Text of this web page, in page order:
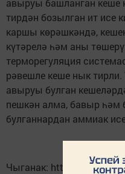
авыруы башланган кеше
тирдән бозылган ит
каршы көрәшкәндә,
күтәрелә һәм аны
терморегуляция
рәвешле кеше нык тирли.
авыруы булган
пешкән алма, бавыр һәм
булганнардан аммиак
Чыганак: https://